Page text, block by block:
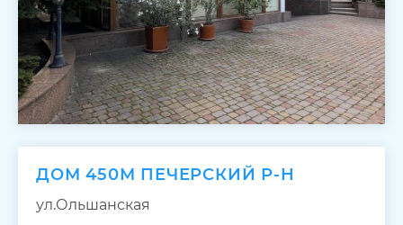
ДОМ 450М ПЕЧЕРСКИЙ Р-Н
ул.Ольшанская